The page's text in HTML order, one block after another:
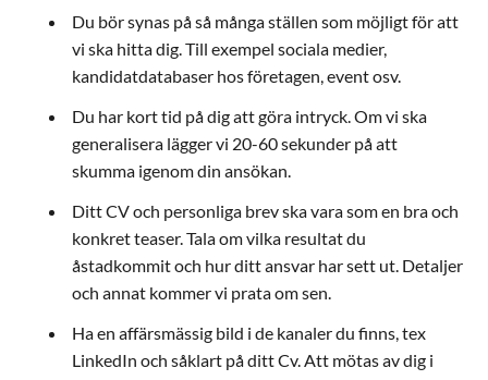
Du bör synas på så många ställen som möjligt för att
vi ska hitta dig. Till exempel sociala medier,
kandidatdatabaser hos företagen, event osv.
Du har kort tid på dig att göra intryck. Om vi ska
generalisera lägger vi 20-60 sekunder på att
skumma igenom din ansökan.
Ditt CV och personliga brev ska vara som en bra och
konkret teaser. Tala om vilka resultat du
åstadkommit och hur ditt ansvar har sett ut. Detaljer
och annat kommer vi prata om sen.
Ha en affärsmässig bild i de kanaler du finns, tex
LinkedIn och såklart på ditt Cv. Att mötas av dig i